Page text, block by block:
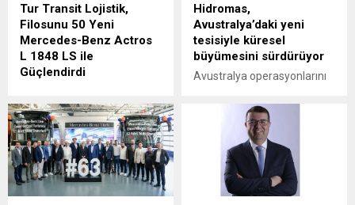
Tur Transit Lojistik,
Filosunu 50 Yeni
Mercedes-Benz Actros
L 1848 LS ile
Güçlendirdi
yılından bu yana uluslararası
lojistik alanında faaliyet
gösteren Tur Transit
Lojistik’e 50 adet Mercedes-
Benz Actros L 1848 LS
teslimatı gerçekleştirdi.
Hidromas,
Avustralya’daki yeni
tesisiyle küresel
büyümesini sürdürüyor
Avustralya operasyonlarını
Epping'deki yeni tesisinin
açılışıyla güçlendiren
Hidromas, küresel çapta
genişlemeye devam ediyor.